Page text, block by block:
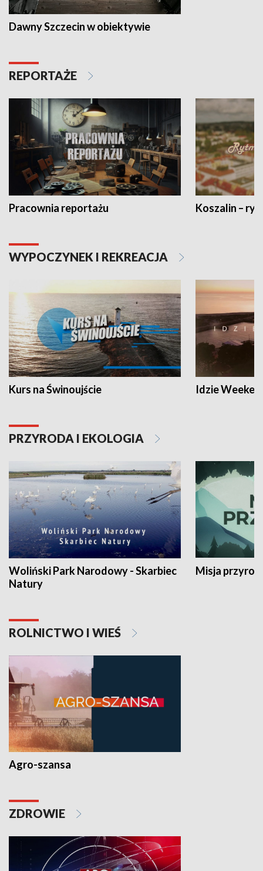
Dawny Szczecin w obiektywie
REPORTAŻE
Pracownia reportażu Koszalin –
WYPOCZYNEK I REKREACJA
Kurs na Świnoujście Idzie
PRZYRODA I EKOLOGIA
Woliński Park Narodowy - Skarbiec
Natury
Misja
ROLNICTWO I WIEŚ
Agro-szansa
ZDROWIE